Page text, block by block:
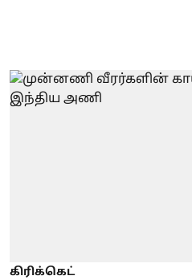
கிரிக்கெட்